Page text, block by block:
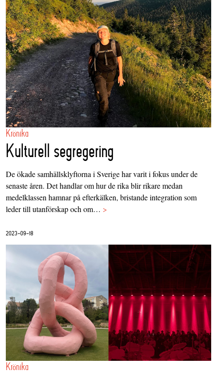
Krönika
Kulturell segregering
De ökade samhällsklyftorna i Sverige har varit i fokus under de
senaste åren. Det handlar om hur de rika blir rikare medan
medelklassen hamnar på efterkälken, bristande integration som
leder till utanförskap och om… >
2023-09-18
Krönika